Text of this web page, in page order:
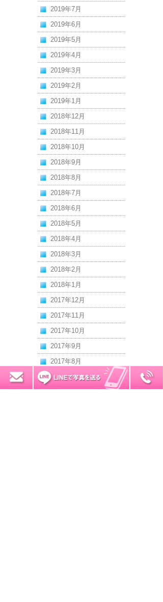
2019年7月
2019年6月
2019年5月
2019年4月
2019年3月
2019年2月
2019年1月
2018年12月
2018年11月
2018年10月
2018年9月
2018年8月
2018年7月
2018年6月
2018年5月
2018年4月
2018年3月
2018年2月
2018年1月
2017年12月
2017年11月
2017年10月
2017年9月
2017年8月
2017年7月
無料お見積り 0120-7034-32